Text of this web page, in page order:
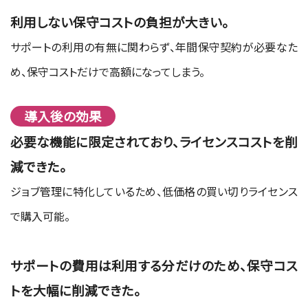
利用しない保守コストの負担が大きい。
サポートの利用の有無に関わらず、年間保守契約が必要なた
め、保守コストだけで高額になってしまう。
導入後の効果
必要な機能に限定されており、ライセンスコストを削
減できた。
ジョブ管理に特化しているため、低価格の買い切りライセンス
で購入可能。
サポートの費用は利用する分だけのため、保守コス
トを大幅に削減できた。